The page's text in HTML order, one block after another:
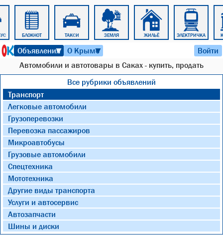
БЛОКНОТ ТАКСИ ЗЕМЛЯ ЖИЛЬЁ ЭЛЕКТРИЧКА
Объявления
▼ О Крыме
▼ Войти
Автомобили и автотовары в Саках - купить, продать
Все рубрики объявлений
Транспорт
Легковые автомобили
Грузоперевозки
Перевозка пассажиров
Микроавтобусы
Грузовые автомобили
Спецтехника
Мототехника
Другие виды транспорта
Услуги и автосервис
Автозапчасти
Шины и диски